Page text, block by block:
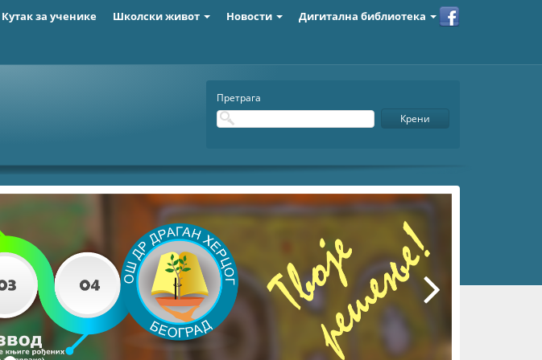
Кутак за ученике Школски живот Новости Дигитална библиотека
Претрага
Крени